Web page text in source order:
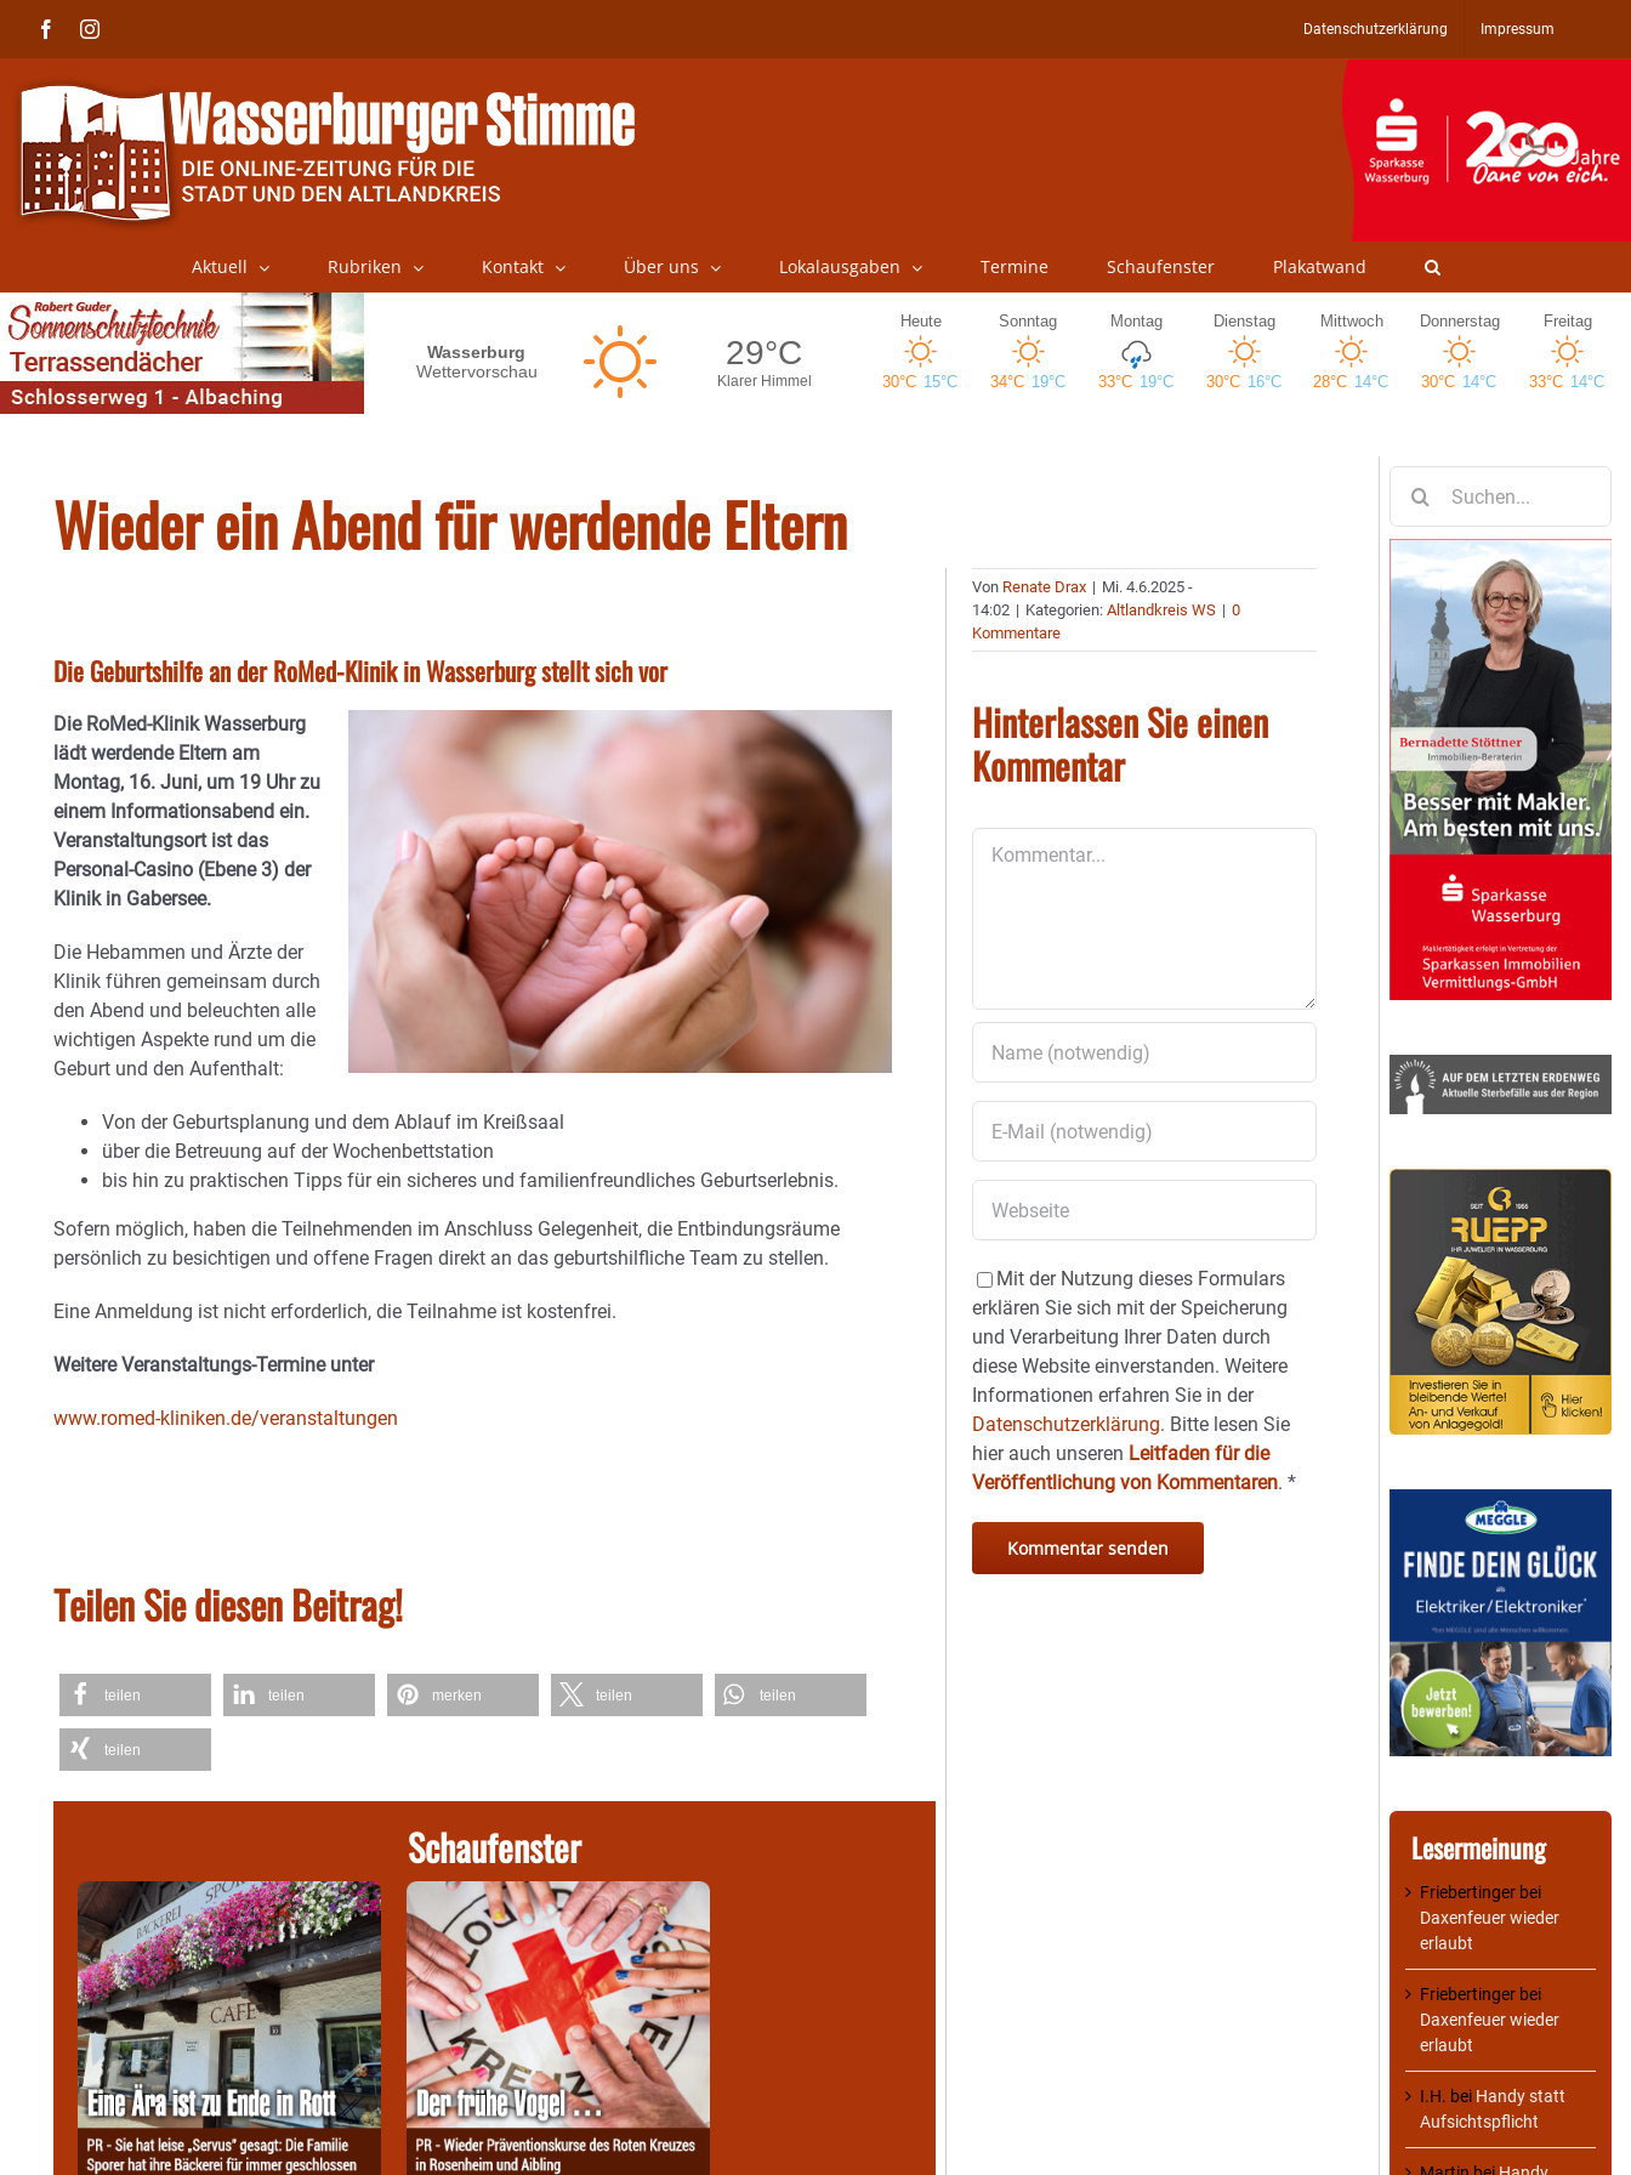
FacebookInstagram Datenschutzerklärung Impressum
Aktuell Rubriken Kontakt Über uns Lokalausgaben Termine Schaufenster Plakatwand
Wieder ein Abend für werdende Eltern
Die Geburtshilfe an der RoMed-Klinik in Wasserburg stellt sich vor
Die RoMed-Klinik Wasserburg
lädt werdende Eltern am
Montag, 16. Juni, um 19 Uhr zu
einem Informationsabend ein.
Veranstaltungsort ist das
Personal-Casino (Ebene 3) der
Klinik in Gabersee.
Die Hebammen und Ärzte der
Klinik führen gemeinsam durch
den Abend und beleuchten alle
wichtigen Aspekte rund um die
Geburt und den Aufenthalt:
Von der Geburtsplanung und dem Ablauf im Kreißsaal
über die Betreuung auf der Wochenbettstation
bis hin zu praktischen Tipps für ein sicheres und familienfreundliches Geburtserlebnis.
Sofern möglich, haben die Teilnehmenden im Anschluss Gelegenheit, die Entbindungsräume
persönlich zu besichtigen und offene Fragen direkt an das geburtshilfliche Team zu stellen.
Eine Anmeldung ist nicht erforderlich, die Teilnahme ist kostenfrei.
Weitere Veranstaltungs-Termine unter
www.romed-kliniken.de/veranstaltungen
Teilen Sie diesen Beitrag!
teilen teilen merken teilen teilen
teilen
Schaufenster
Von Renate Drax | Mi. 4.6.2025 -
14:02 | Kategorien:Altlandkreis WS | 0
Kommentare
Hinterlassen Sie einen
Kommentar
Mit der Nutzung dieses Formulars
erklären Sie sich mit der Speicherung
und Verarbeitung Ihrer Daten durch
diese Website einverstanden. Weitere
Informationen erfahren Sie in der
Datenschutzerklärung. Bitte lesen Sie
hier auch unseren Leitfaden für die
Veröffentlichung von Kommentaren.*
nach:
Lesermeinung
Friebertinger bei
Daxenfeuer wieder
erlaubt
Friebertinger bei
Daxenfeuer wieder
erlaubt
I.H. bei Handy statt
Aufsichtspflicht